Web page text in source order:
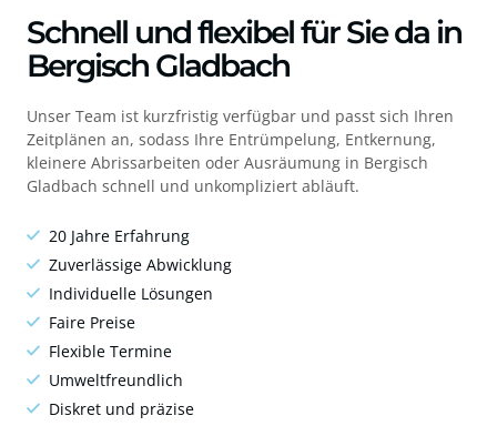
Schnell und flexibel für Sie da in
Bergisch Gladbach
Unser Team ist kurzfristig verfügbar und passt sich Ihren
Zeitplänen an, sodass Ihre Entrümpelung, Entkernung,
kleinere Abrissarbeiten oder Ausräumung in Bergisch
Gladbach schnell und unkompliziert abläuft.
20 Jahre Erfahrung
Zuverlässige Abwicklung
Individuelle Lösungen
Faire Preise
Flexible Termine
Umweltfreundlich
Diskret und präzise